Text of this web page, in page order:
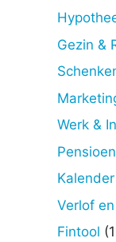
Gezin &
Werk &
Verlof
Fintool